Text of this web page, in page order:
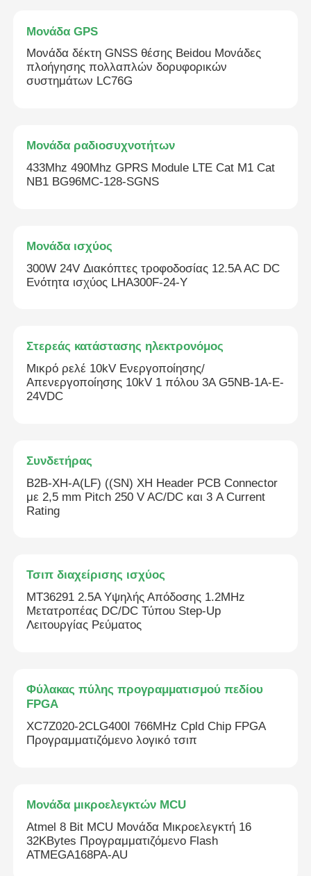
Μονάδα GPS
Μονάδα δέκτη GNSS θέσης Beidou Μονάδες
πλοήγησης πολλαπλών δορυφορικών
συστημάτων LC76G
Μονάδα ραδιοσυχνοτήτων
433Mhz 490Mhz GPRS Module LTE Cat M1 Cat
NB1 BG96MC-128-SGNS
Μονάδα ισχύος
300W 24V Διακόπτες τροφοδοσίας 12.5A AC DC
Ενότητα ισχύος LHA300F-24-Y
Στερεάς κατάστασης ηλεκτρονόμος
Μικρό ρελέ 10kV Ενεργοποίησης/
Απενεργοποίησης 10kV 1 πόλου 3A G5NB-1A-E-
24VDC
Συνδετήρας
B2B-XH-A(LF) ((SN) XH Header PCB Connector
με 2,5 mm Pitch 250 V AC/DC και 3 A Current
Rating
Τσιπ διαχείρισης ισχύος
MT36291 2.5A Υψηλής Απόδοσης 1.2MHz
Μετατροπέας DC/DC Τύπου Step-Up
Λειτουργίας Ρεύματος
Φύλακας πύλης προγραμματισμού πεδίου
FPGA
XC7Z020-2CLG400I 766MHz Cpld Chip FPGA
Προγραμματιζόμενο λογικό τσιπ
Μονάδα μικροελεγκτών MCU
Atmel 8 Bit MCU Μονάδα Μικροελεγκτή 16
32KBytes Προγραμματιζόμενο Flash
ATMEGA168PA-AU